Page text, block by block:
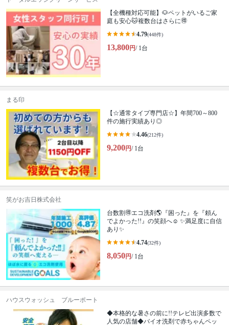
【全機種対応可能】🐶ペットがいるご家
庭も安心🐱複数台はさらに🉐
4.79(448件)
13,800円/ 1台
まる印
【☆通常タイプ専門店☆】年間700～800
件の施行実績あり◎
4.46(212件)
9,200円/ 1台
笑がお吉日株式会社
台数割🉐エコ洗剤🌎『困った』を『頼ん
でよかった!!』の笑顔へ☺︎ ✨満足度に自信
あり✨
4.74(32件)
8,050円/ 1台
ハウスウォッシュ ブルーポート
◆本格的な暑さの前に!!テレビ出演多数で
人気の店舗◆バイオ洗剤で赤ちゃんペッ